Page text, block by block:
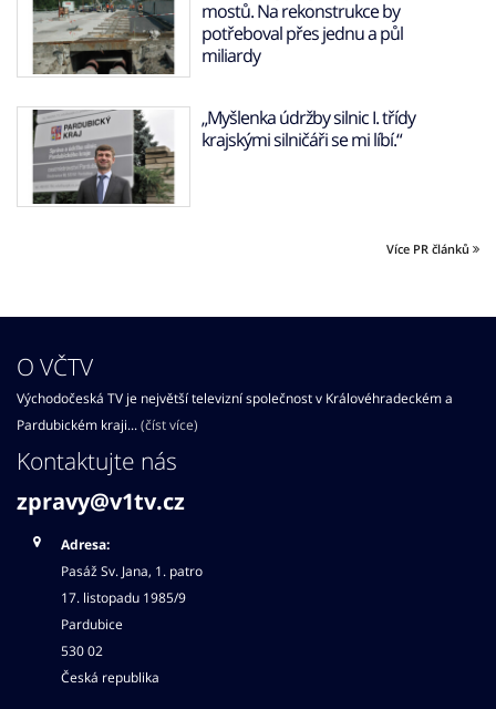
mostů. Na rekonstrukce by
potřeboval přes jednu a půl
miliardy
„Myšlenka údržby silnic I. třídy
krajskými silničáři se mi líbí.“
Více PR článků
O VČTV
Východočeská TV je největší televizní společnost v Královéhradeckém a
Pardubickém kraji... (číst více)
Kontaktujte nás
zpravy@v1tv.cz
Adresa:
Pasáž Sv. Jana, 1. patro
17. listopadu 1985/9
Pardubice
530 02
Česká republika